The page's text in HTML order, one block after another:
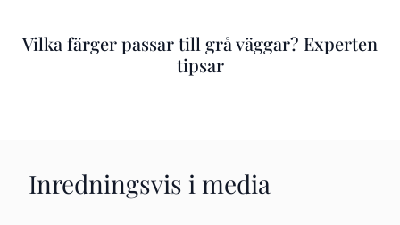
Vilka färger passar till grå väggar? Experten
tipsar
Inredningsvis i media